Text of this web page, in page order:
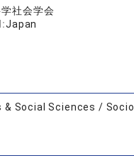
社会学会
Japan
& Social Sciences /